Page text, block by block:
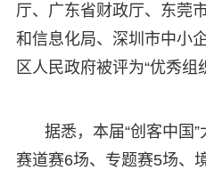
厅、广东省财政厅、东莞
和信息化局、深圳市中小
区人民政府被评为“优秀组
据悉，本届“创客中国”
赛道赛6场、专题赛5场、